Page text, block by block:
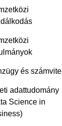
és számvitel
adattudomány
Science in